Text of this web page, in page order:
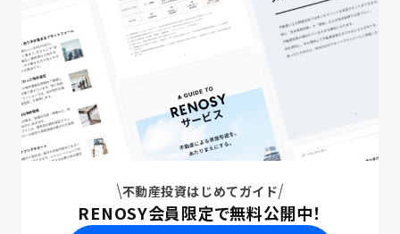
不動産投資はじめてガイド
RENOSY会員限定で無料公開中！